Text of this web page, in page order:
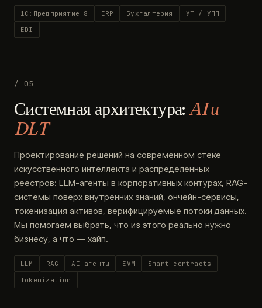
1С:Предприятие 8 ERP Бухгалтерия
УТ / УПП
EDI
/ 05
Системная архитектура:AI и
DLT
Проектирование решений на современном стеке
искусственного интеллекта и распределённых
реестров: LLM-агенты в корпоративных контурах, RAG-
системы поверх внутренних знаний, ончейн-сервисы,
токенизация активов, верифицируемые потоки данных.
Мы помогаем выбрать, что из этого реально нужно
бизнесу, а что — хайп.
LLM RAG AI-агенты EVM
Smart contracts
Tokenization